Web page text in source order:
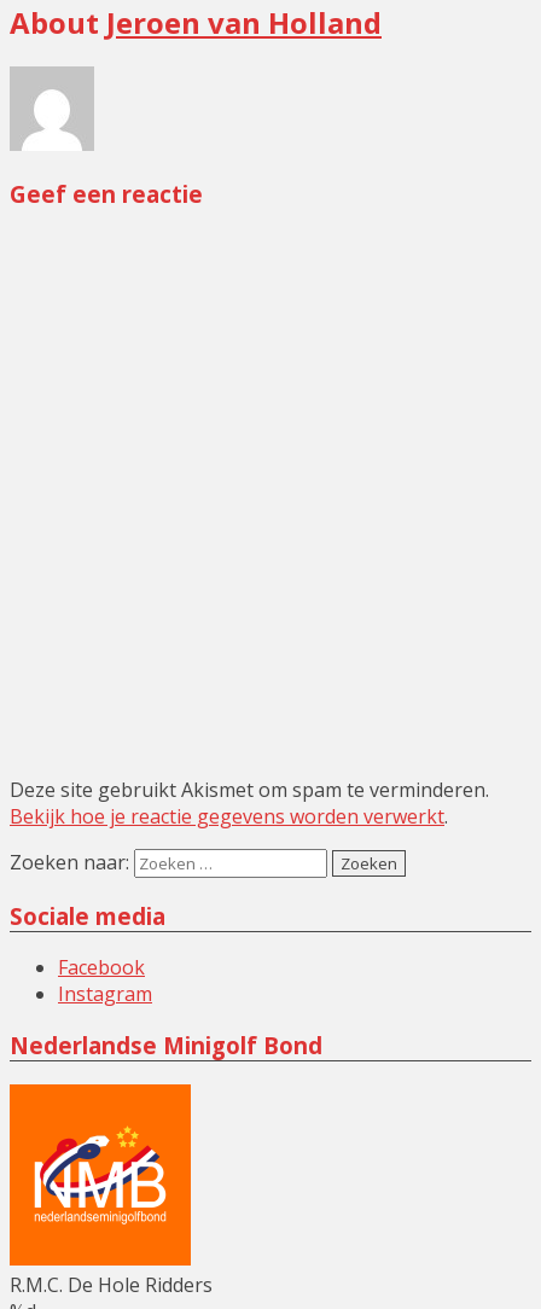
categorie
About Jeroen van Holland
Geef een reactie
Deze site gebruikt Akismet om spam te verminderen.
Bekijk hoe je reactie gegevens worden verwerkt.
Zoeken naar:
Sociale media
Facebook
Instagram
Nederlandse Minigolf Bond
R.M.C. De Hole Ridders